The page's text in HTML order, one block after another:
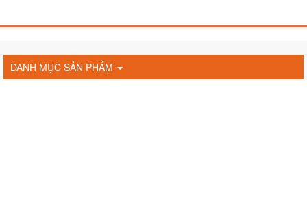
DANH MỤC SẢN PHẨM